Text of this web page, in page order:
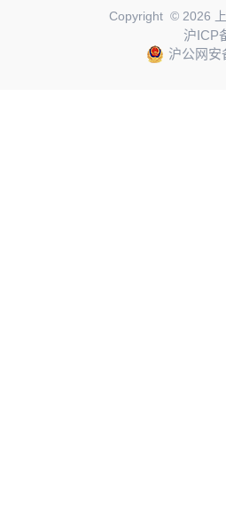
Copyright © 2026
沪ICP
沪公网安